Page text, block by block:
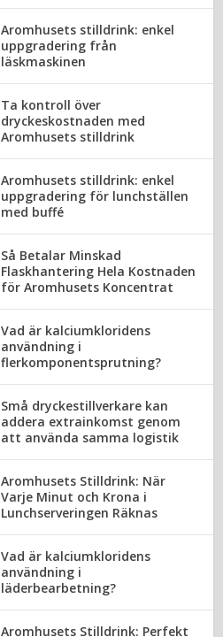
Aromhusets stilldrink: enkel
uppgradering från
läskmaskinen
Ta kontroll över
dryckeskostnaden med
Aromhusets stilldrink
Aromhusets stilldrink: enkel
uppgradering för lunchställen
med buffé
Så Betalar Minskad
Flaskhantering Hela Kostnaden
för Aromhusets Koncentrat
Vad är kalciumkloridens
användning i
flerkomponentsprutning?
Små dryckestillverkare kan
addera extrainkomst genom
att använda samma logistik
Aromhusets Stilldrink: När
Varje Minut och Krona i
Lunchserveringen Räknas
Vad är kalciumkloridens
användning i
läderbearbetning?
Aromhusets Stilldrink: Perfekt